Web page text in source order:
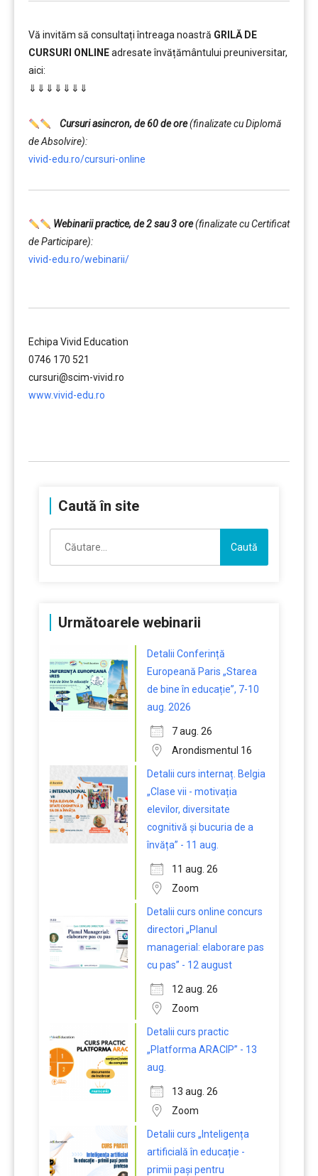
Vă invităm să consultați întreaga noastră GRILĂ DE
CURSURI ONLINEadresate învățământului preuniversitar,
aici:
⇓⇓⇓⇓⇓⇓⇓
Cursuri asincron, de 60 de ore(finalizate cu Diplomă
de Absolvire):
vivid-edu.ro/cursuri-online
Webinarii practice, de 2 sau 3 ore(finalizate cu Certificat
de Participare):
vivid-edu.ro/webinarii/
Echipa Vivid Education
0746 170 521
cursuri@scim-vivid.ro
www.vivid-edu.ro
Caută în site
după:
Următoarele webinarii
Detalii Conferință
Europeană Paris „Starea
de bine în educație”, 7-10
aug. 2026
7 aug. 26
Arondismentul 16
Detalii curs internaț. Belgia
„Clase vii - motivația
elevilor, diversitate
cognitivă și bucuria de a
învăța” - 11 aug.
11 aug. 26
Zoom
Detalii curs online concurs
directori „Planul
managerial: elaborare pas
cu pas” - 12 august
12 aug. 26
Zoom
Detalii curs practic
„Platforma ARACIP” - 13
aug.
13 aug. 26
Zoom
Detalii curs „Inteligența
artificială în educație -
primii pași pentru